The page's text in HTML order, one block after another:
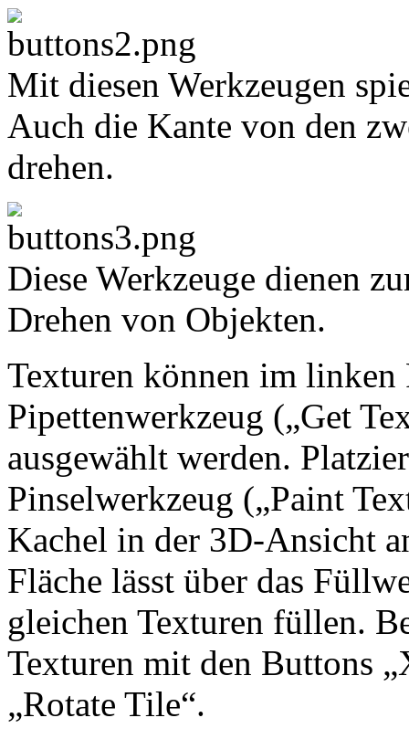
Mit diesen Werkzeugen
Auch die Kante von den
drehen.
Diese Werkzeuge dienen
Drehen von Objekten.
Texturen können im linken
Pipettenwerkzeug („Get
ausgewählt werden.
Pinselwerkzeug („Paint
Kachel in der 3D-Ansicht
Fläche lässt über das
gleichen Texturen füllen.
Texturen mit den Buttons
„Rotate Tile“.